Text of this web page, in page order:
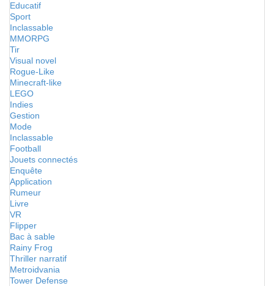
Educatif
Sport
Inclassable
MMORPG
Tir
Visual novel
Rogue-Like
Minecraft-like
LEGO
Indies
Gestion
Mode
Inclassable
Football
Jouets connectés
Enquête
Application
Rumeur
Livre
VR
Flipper
Bac à sable
Rainy Frog
Thriller narratif
Metroidvania
Tower Defense